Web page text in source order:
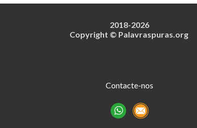
2018-2026
Copyright © Palavraspuras.org
Contacte-nos